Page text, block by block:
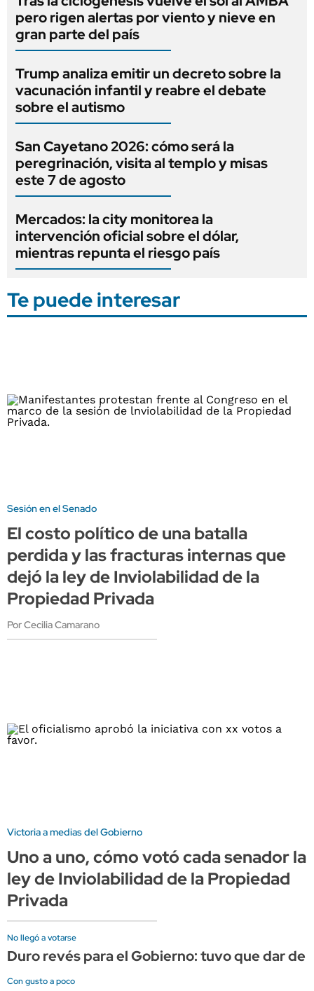
pero rigen alertas por viento y nieve en
gran parte del país
Trump analiza emitir un decreto sobre la
vacunación infantil y reabre el debate
sobre el autismo
San Cayetano 2026: cómo será la
peregrinación, visita al templo y misas
este 7 de agosto
Mercados: la city monitorea la
intervención oficial sobre el dólar,
mientras repunta el riesgo país
Te puede interesar
Sesión en el Senado
El costo político de una batalla
perdida y las fracturas internas que
dejó la ley de Inviolabilidad de la
Propiedad Privada
Por Cecilia Camarano
Victoria a medias del Gobierno
Uno a uno, cómo votó cada senador la
ley de Inviolabilidad de la Propiedad
Privada
No llegó a votarse
Duro revés para el Gobierno: tuvo que dar
Con gusto a poco